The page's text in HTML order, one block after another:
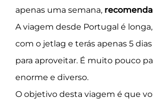
apenas uma semana,
A viagem desde Portugal é
com o jetlag e terás apenas 5
para aproveitar. É muito pouco
enorme e diverso.
O objetivo desta viagem é que